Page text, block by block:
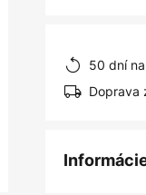
50 dní
Doprava